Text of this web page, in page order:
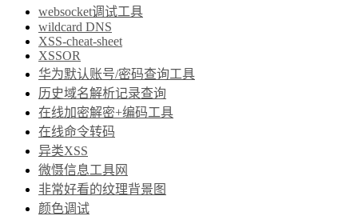
websocket调试工具
wildcard DNS
XSS-cheat-sheet
XSSOR
华为默认账号/密码查询工具
历史域名解析记录查询
在线加密解密+编码工具
在线命令转码
异类XSS
微慑信息工具网
非常好看的纹理背景图
颜色调试